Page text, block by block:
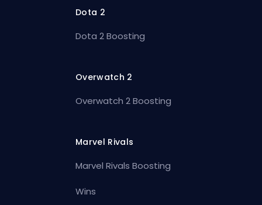
Dota 2
Dota 2 Boosting
Overwatch 2
Overwatch 2 Boosting
Marvel Rivals
Marvel Rivals Boosting
Wins